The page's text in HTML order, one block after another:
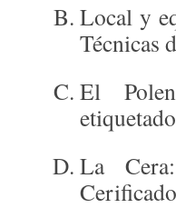
Local y
Técnicas
El
La